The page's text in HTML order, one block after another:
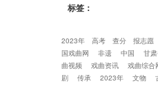
标签：
2023年 高考 查分 报志愿
国戏曲网
非遗 中国 甘
曲视频
戏曲资讯 戏曲综合
剧
传承 2023年 文物